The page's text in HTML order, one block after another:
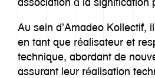
Equipe
Contact
Au sein d’Amadeo Kollectif,
en tant que réalisateur et
technique, abordant de
assurant leur réalisation